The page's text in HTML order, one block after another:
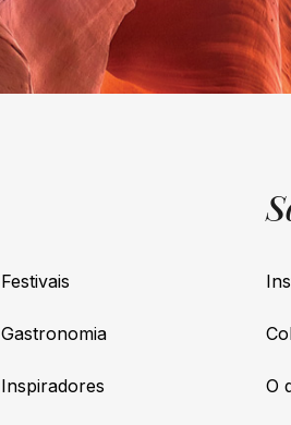
Festivais
Gastronomia
Inspiradores O